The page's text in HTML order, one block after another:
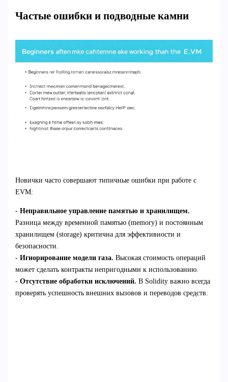
Частые ошибки и подводные камни
Новички часто совершают типичные ошибки при работе с
EVM:
- Неправильное управление памятью и хранилищем.
Разница между временной памятью (memory) и постоянным
хранилищем (storage) критична для эффективности и
безопасности.
- Игнорирование модели газа. Высокая стоимость операций
может сделать контракты непригодными к использованию.
- Отсутствие обработки исключений. В Solidity важно всегда
проверять успешность внешних вызовов и переводов средств.